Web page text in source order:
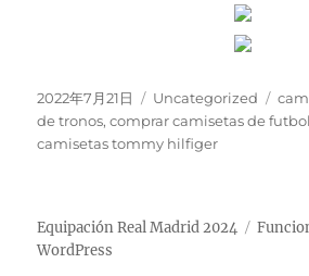
Publicado
el
2022年7月21日 Categorías
Uncategorized
de tronos,comprar camisetas de
camisetas tommy hilfiger
Equipación Real Madrid 2024
WordPress